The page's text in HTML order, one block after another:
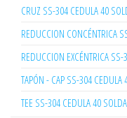
CRUZ SS-304 CEDULA 40
REDUCCION CONCÉNTRICA
REDUCCION EXCÉNTRICA
TAPÓN - CAP SS-304 CEDULA
TEE SS-304 CEDULA 40